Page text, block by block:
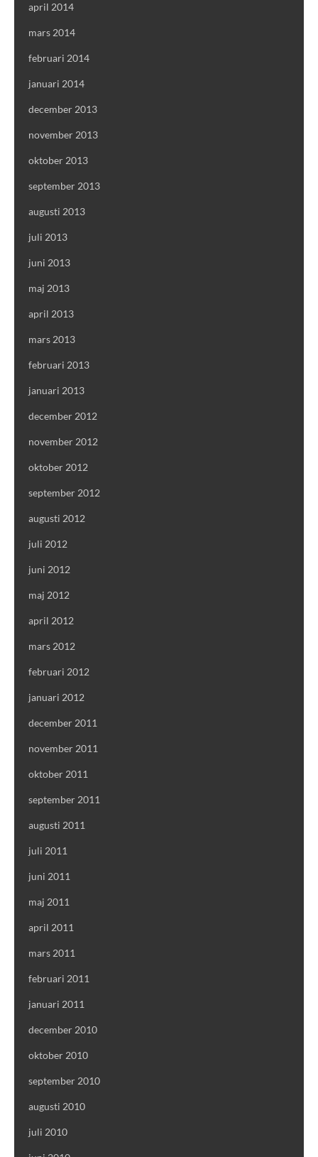
april 2014
mars 2014
februari 2014
januari 2014
december 2013
november 2013
oktober 2013
september 2013
augusti 2013
juli 2013
juni 2013
maj 2013
april 2013
mars 2013
februari 2013
januari 2013
december 2012
november 2012
oktober 2012
september 2012
augusti 2012
juli 2012
juni 2012
maj 2012
april 2012
mars 2012
februari 2012
januari 2012
december 2011
november 2011
oktober 2011
september 2011
augusti 2011
juli 2011
juni 2011
maj 2011
april 2011
mars 2011
februari 2011
januari 2011
december 2010
oktober 2010
september 2010
augusti 2010
juli 2010